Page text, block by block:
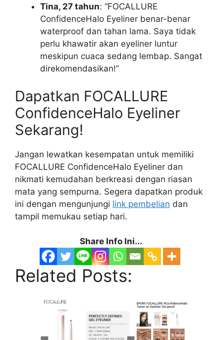
Tina, 27 tahun: “FOCALLURE
ConfidenceHalo Eyeliner benar-benar
waterproof dan tahan lama. Saya tidak
perlu khawatir akan eyeliner luntur
meskipun cuaca sedang lembap. Sangat
direkomendasikan!”
Dapatkan FOCALLURE
ConfidenceHalo Eyeliner
Sekarang!
Jangan lewatkan kesempatan untuk memiliki
FOCALLURE ConfidenceHalo Eyeliner dan
nikmati kemudahan berkreasi dengan riasan
mata yang sempurna. Segera dapatkan produk
ini dengan mengunjungi link pembelian dan
tampil memukau setiap hari.
Share Info Ini...
Related Posts: